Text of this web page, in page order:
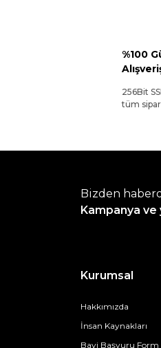
%100
256Bit
tüm
Bizden
Kampanya
Kurumsal
Hakkımızda
İnsan Kaynakları
Bayi Başvuru Form